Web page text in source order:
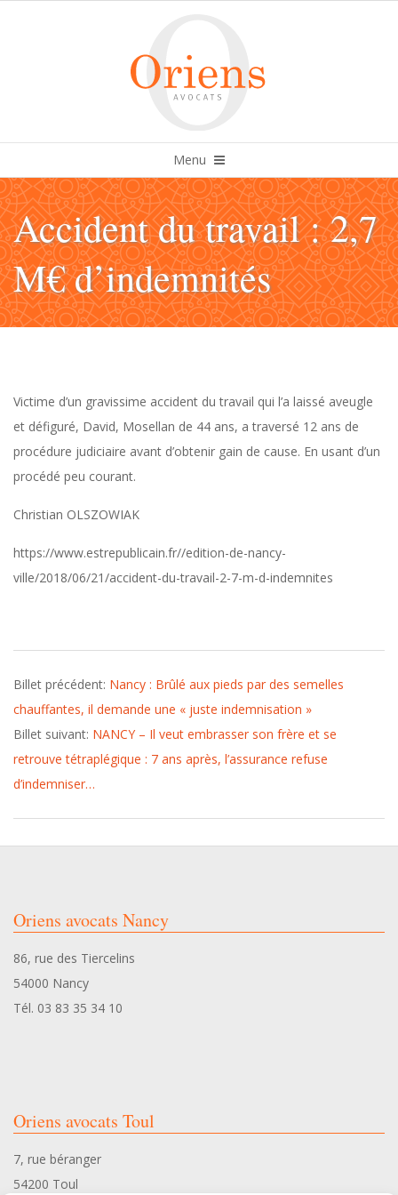
Navigation
Menu
Menu
Accident du travail : 2,7
M€ d’indemnités
A
c
c
i
e
n
t
d
t
r
a
i
Victime d’un gravissime accident du travail qui l’a laissé aveugle
et défiguré, David, Mosellan de 44 ans, a traversé 12 ans de
procédure judiciaire avant d’obtenir gain de cause. En usant d’un
procédé peu courant.
Christian OLSZOWIAK
https://www.estrepublicain.fr//edition-de-nancy-
ville/2018/06/21/accident-du-travail-2-7-m-d-indemnites
06-
21
Billet précédent: Nancy : Brûlé aux pieds par des semelles
chauffantes, il demande une « juste indemnisation »
Billet suivant: NANCY – Il veut embrasser son frère et se
retrouve tétraplégique : 7 ans après, l’assurance refuse
d’indemniser…
Oriens avocats Nancy
86, rue des Tiercelins
54000 Nancy
Tél. 03 83 35 34 10
Oriens avocats Toul
7, rue béranger
54200 Toul